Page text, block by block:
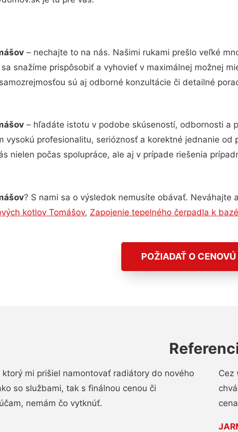
– nechajte to na nás. Našimi rukami prešlo veľké
snažíme prispôsobiť a vyhovieť v maximálnej možnej
sú aj odborné konzultácie či detailné
– hľadáte istotu v podobe skúseností, odbornosti a
vysokú profesionalitu, serióznosť a korektné jednanie
nielen počas spolupráce, ale aj v prípade riešenia
? S nami sa o výsledok nemusíte obávať.
kotlov Tomášov, Zapojenie tepelného čerpadla k
POŽIADAŤ O
mi prišiel namontovať radiátory do nového
so službami, tak s finálnou cenou či
nemám čo vytknúť.
Cez